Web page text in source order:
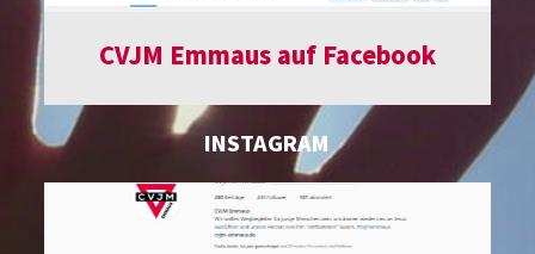
CVJM Emmaus auf Facebook
INSTAGRAM